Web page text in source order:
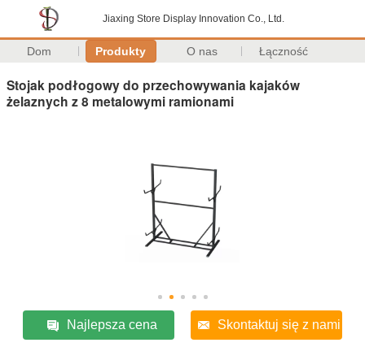
Jiaxing Store Display Innovation Co., Ltd.
Dom Produkty O nas Łączność
Stojak podłogowy do przechowywania kajaków
żelaznych z 8 metalowymi ramionami
Najlepsza cena Skontaktuj się z nami